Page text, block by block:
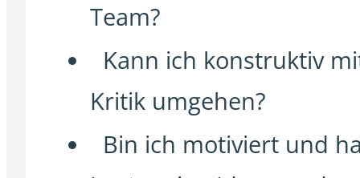
Team?
Kann ich konstruktiv
Kritik umgehen?
Bin ich motiviert und